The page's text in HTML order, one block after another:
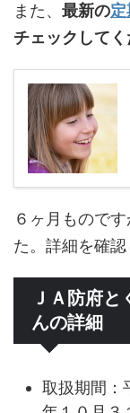
また、 最新の
チェックしてく
６ヶ月もので
た。詳細を確認
ＪＡ防府
んの詳細
取扱期間：